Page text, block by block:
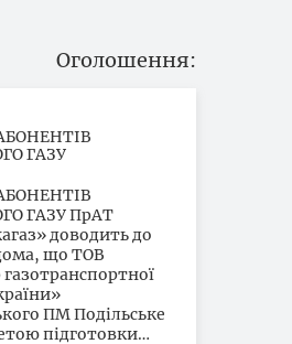
Оголошення
ГАЗУ
ГАЗУ ПрАТ
доводить до
що ТОВ
ПМ Подільське
підготовки…